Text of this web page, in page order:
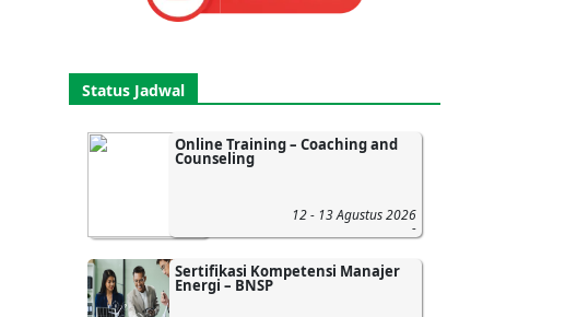
Status Jadwal
Online Training – Coaching and
Counseling
12 - 13 Agustus 2026
-
Sertifikasi Kompetensi Manajer
Energi – BNSP